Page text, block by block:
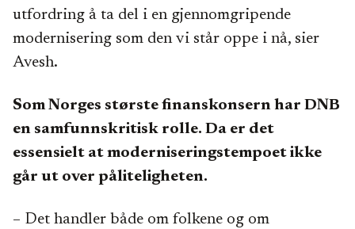
utfordring å ta del i en gjennomgripende
modernisering som den vi står oppe i nå, sier
Avesh.
Som Norges største finanskonsern har DNB
en samfunnskritisk rolle. Da er det
essensielt at moderniseringstempoet ikke
går ut over påliteligheten.
– Det handler både om folkene og om